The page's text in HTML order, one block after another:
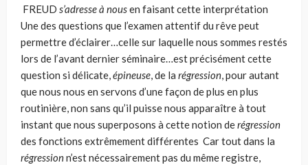
FREUD s’adresse à nousen faisant cette interprétation
Une des questions que l’examen attentif du rêve peut
permettre d’éclairer…celle sur laquelle nous sommes restés
lors de l’avant dernier séminaire…est pré­cisément cette
question si délicate,épineuse, de la régression, pour autant
que nous nous en servons d’une façon de plus en plus
routinière, non sans qu’il puisse nous apparaître à tout
instant que nous superposons à cette notion derégression
des fonctions extrêmement différentes Car tout dans la
régressionn’est nécessairement pas du même registre,